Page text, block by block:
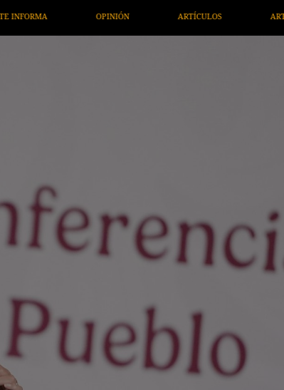
ARTE / ENTRETENIMIENTO ECONOMÍA /